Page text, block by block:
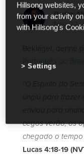
Pedro
Nov 22
Beklager, denne
Português do
“O Espírito do
ungiu para trazer
enviou para
cegos verão, os
chegado o tempo
Lucas 4:18-19
Hillsong websites,
from your activity
with Hillsong's
Settings